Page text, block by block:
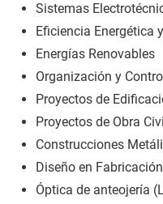
Sistemas
Eficiencia Energética
Energías Renovables
Organización y
Proyectos de
Proyectos de Obra
Construcciones
Diseño en
Óptica de anteojería